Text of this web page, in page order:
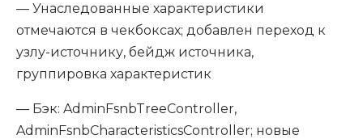
— Унаследованные характеристики
отмечаются в чекбоксах; добавлен переход к
узлу-источнику, бейдж источника,
группировка характеристик
— Бэк: AdminFsnbTreeController,
AdminFsnbCharacteristicsController; новые